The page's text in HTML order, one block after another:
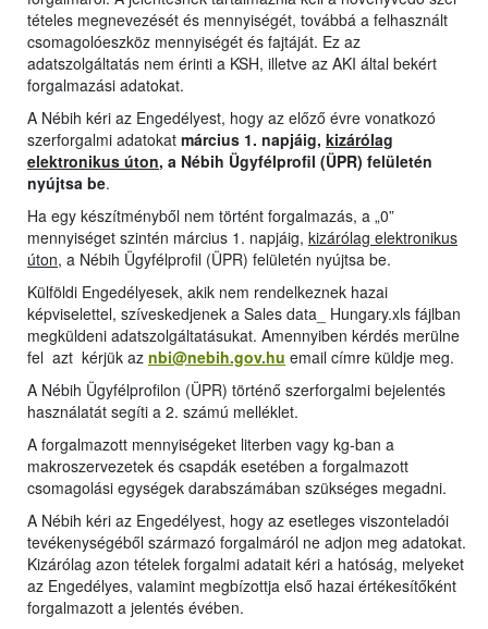
tételes megnevezését és mennyiségét, továbbá a felhasznált
csomagolóeszköz mennyiségét és fajtáját. Ez az
adatszolgáltatás nem érinti a KSH, illetve az AKI által bekért
forgalmazási adatokat.
A Nébih kéri az Engedélyest, hogy az előző évre vonatkozó
szerforgalmi adatokat március 1. napjáig, kizárólag
elektronikus úton, a Nébih Ügyfélprofil (ÜPR) felületén
nyújtsa be.
Ha egy készítményből nem történt forgalmazás, a „0”
mennyiséget szintén március 1. napjáig, kizárólag elektronikus
úton, a Nébih Ügyfélprofil (ÜPR) felületén nyújtsa be.
Külföldi Engedélyesek, akik nem rendelkeznek hazai
képviselettel, szíveskedjenek a Sales data_ Hungary.xls fájlban
megküldeni adatszolgáltatásukat. Amennyiben kérdés merülne
fel azt kérjük az nbi@nebih.gov.hu email címre küldje meg.
A Nébih Ügyfélprofilon (ÜPR) történő szerforgalmi bejelentés
használatát segíti a 2. számú melléklet.
A forgalmazott mennyiségeket literben vagy kg-ban a
makroszervezetek és csapdák esetében a forgalmazott
csomagolási egységek darabszámában szükséges megadni.
A Nébih kéri az Engedélyest, hogy az esetleges viszonteladói
tevékenységéből származó forgalmáról ne adjon meg adatokat.
Kizárólag azon tételek forgalmi adatait kéri a hatóság, melyeket
az Engedélyes, valamint megbízottja első hazai értékesítőként
forgalmazott a jelentés évében.